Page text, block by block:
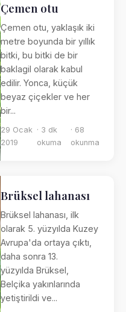
Çemen otu
Çemen otu, yaklaşık iki
metre boyunda bir yıllık
bitki, bu bitki de bir
baklagil olarak kabul
edilir. Yonca, küçük
beyaz çiçekler ve her
bir...
29 Ocak
2019
· 3 dk
okuma
· 68
okunma
Brüksel lahanası
Brüksel lahanası, ilk
olarak 5. yüzyılda Kuzey
Avrupa'da ortaya çıktı,
daha sonra 13.
yüzyılda Brüksel,
Belçika yakınlarında
yetiştirildi ve...